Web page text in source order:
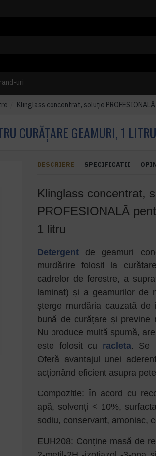
uri
Klinglass concentrat, soluție
CURĂȚARE GEAMURI, 1 LITRU
DESCRIERE SPECIFICATII
Klinglass concentrat,
PROFESIONALĂ
1 litru
Detergent de geamuri
murdărire folosit la
cadrelor de ferestre, a
laminat) și a geamurilor de
șterge murdăria cauzată de
bună de curățare și previne
Nu produce multă spumă,
este folosit cu racleta. Se
Oferă avantajul unei
acționând eficient asupra
Compoziție: În acord cu
apă, solvenți < 10%,
sodiu, conservant, amoniac,
EUH208: Conține masă de